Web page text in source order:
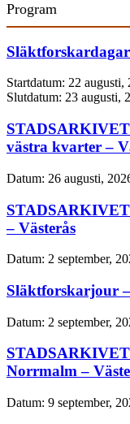
Program
Startdatum: 22 augusti,
Slutdatum: 23 augusti,
västra kvarter –
Datum: 26 augusti,
STADSARKIVET
– Västerås
Datum: 2 september,
Släktforskarjour
Datum: 2 september,
Norrmalm –
Datum: 9 september,